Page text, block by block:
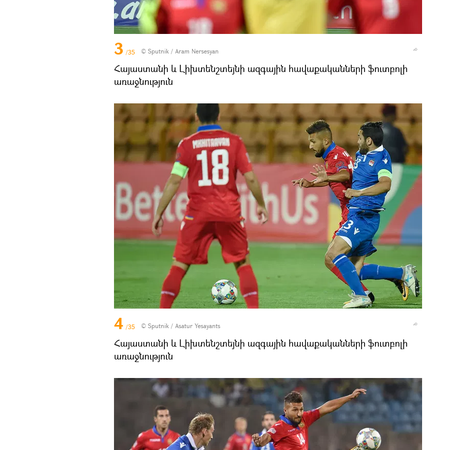
3 /35 © Sputnik / Aram Nersesyan
Հայաստանի և Լիխտենշտեյնի ազգային հավաքականների ֆուտբոլի
առաջնություն
4 /35 © Sputnik / Asatur Yesayants
Հայաստանի և Լիխտենշտեյնի ազգային հավաքականների ֆուտբոլի
առաջնություն